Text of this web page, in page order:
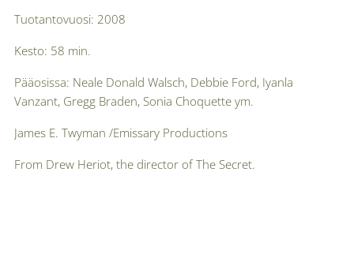
Tuotantovuosi: 2008
Kesto: 58 min.
Pääosissa: Neale Donald Walsch, Debbie Ford, Iyanla
Vanzant, Gregg Braden, Sonia Choquette ym.
James E. Twyman /Emissary Productions
From Drew Heriot, the director of The Secret.